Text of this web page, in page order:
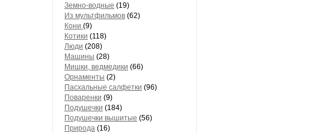
Земно-водные (19)
Из мультфильмов (62)
Кони (9)
Котики (118)
Люди (208)
Машины (28)
Мишки, ведмедики (66)
Орнаменты (2)
Пасхальные салфетки (96)
Поваренки (9)
Подушечки (184)
Подушечки вышитые (56)
Природа (16)